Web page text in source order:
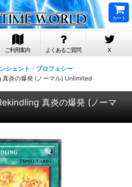
カート
ご利用案内 よくあるご質問 X
シェント・プロフェシー
炎の爆発 (ノーマル) Unlimited
真炎の爆発 (ノーマ